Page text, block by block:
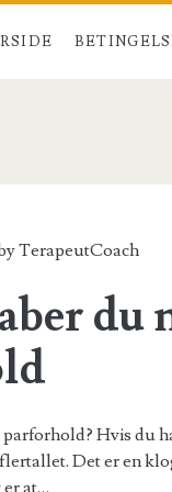
TerapeutCoach
Hvis du
Det er en
at…